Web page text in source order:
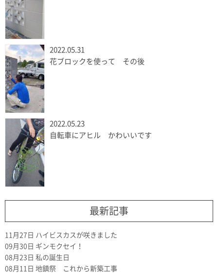
2022.05.31
花ブロックを使って その後
2022.05.23
自転車にアヒル かわいいです
最新記事
11月27日 ハイビスカスが咲きました
09月30日 ギンモクセイ！
08月23日 私の誕生日
08月11日 地鎮祭 これから新築工事